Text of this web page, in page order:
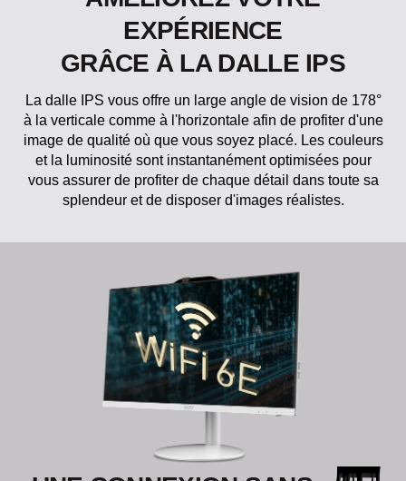
EXPÉRIENCE
GRÂCE À LA DALLE IPS
à la verticale comme à l'horizontale afin de profiter d'une
image de qualité où que vous soyez placé. Les couleurs
et la luminosité sont instantanément optimisées pour
vous assurer de profiter de chaque détail dans toute sa
splendeur et de disposer d'images réalistes.
UNE CONNEXION SANS